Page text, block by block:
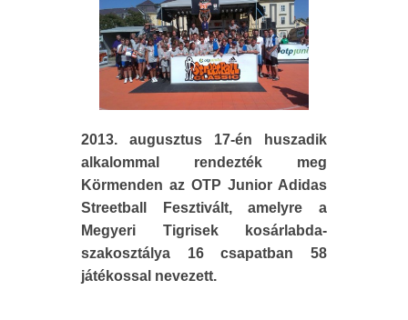
2013. augusztus 17-én huszadik
alkalommal rendezték meg
Körmenden az OTP Junior Adidas
Streetball Fesztivált, amelyre a
Megyeri Tigrisek kosárlabda-
szakosztálya 16 csapatban 58
játékossal nevezett.